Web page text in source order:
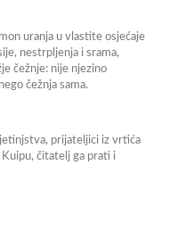
uranja u vlastite osjećaje
nestrpljenja i srama,
čežnje: nije njezino
čežnja sama.
prijateljici iz vrtića
čitatelj ga prati i